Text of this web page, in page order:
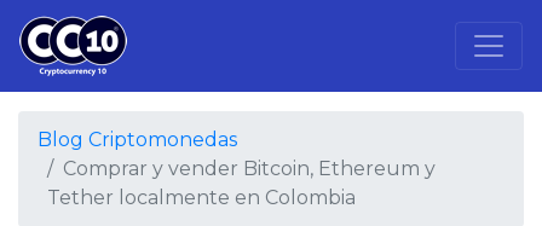
Blog Criptomonedas
Comprar y vender Bitcoin, Ethereum y
Tether localmente en Colombia